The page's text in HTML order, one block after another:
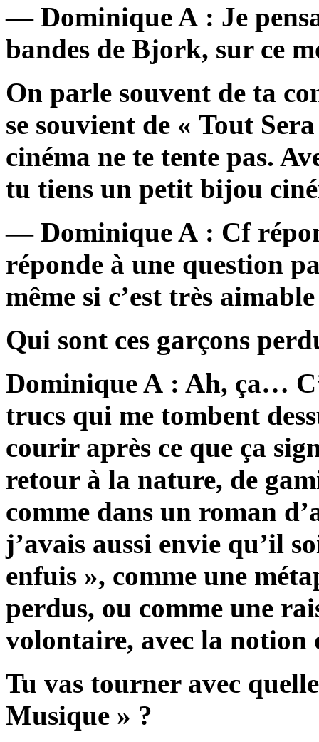
— Dominique A : Je
bandes de Bjork, sur ce
On parle souvent de ta
se souvient de « Tout
cinéma ne te tente pas.
tu tiens un petit bijou
— Dominique A : Cf
réponde à une question
même si c’est très
Qui sont ces garçons
Dominique A : Ah, ça…
trucs qui me tombent
courir après ce que ça
retour à la nature, de
comme dans un roman
j’avais aussi envie qu’il
enfuis », comme une
perdus, ou comme une
volontaire, avec la notion
Tu vas tourner avec
Musique » ?